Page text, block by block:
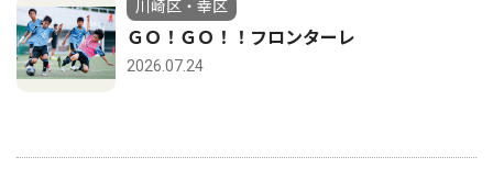
川崎区・幸区
ＧＯ！ＧＯ！！フロンターレ
2026.07.24